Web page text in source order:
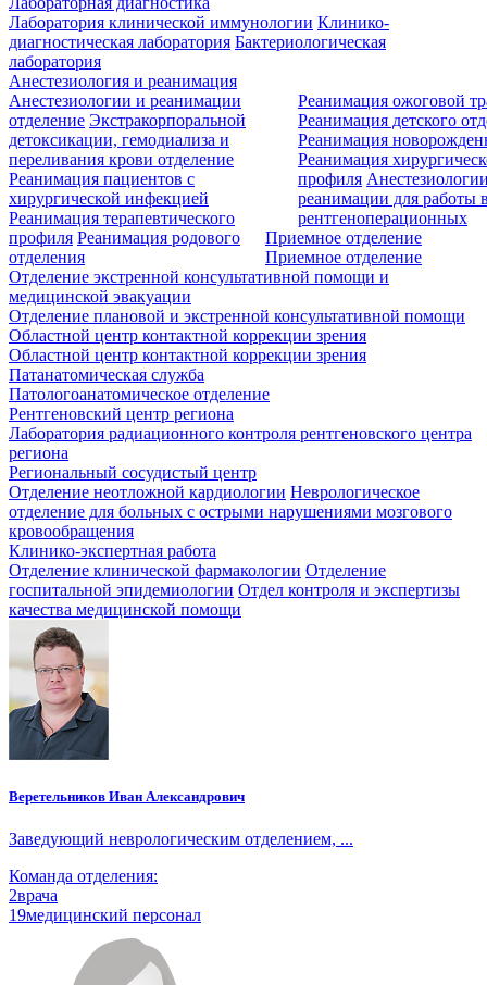
Лаборатория клинической иммунологии Клинико-
диагностическая лаборатория Бактериологическая
лаборатория
Анестезиология и реанимация
Анестезиологии и реанимации
отделение Экстракорпоральной
детоксикации, гемодиализа и
переливания крови отделение
Реанимация пациентов с
хирургической инфекцией
Реанимация терапевтического
профиля Реанимация родового
отделения
Реанимация ожоговой
Реанимация детского
Реанимация
Реанимация
профиля
реанимации для работы
рентгеноперационных
Приемное отделение
Приемное отделение
Отделение экстренной консультативной помощи и
медицинской эвакуации
Отделение плановой и экстренной консультативной помощи
Областной центр контактной коррекции зрения
Областной центр контактной коррекции зрения
Патанатомическая служба
Патологоанатомическое отделение
Рентгеновский центр региона
Лаборатория радиационного контроля рентгеновского центра
региона
Региональный сосудистый центр
Отделение неотложной кардиологии Неврологическое
отделение для больных с острыми нарушениями мозгового
кровообращения
Клинико-экспертная работа
Отделение клинической фармакологии Отделение
госпитальной эпидемиологии Отдел контроля и экспертизы
качества медицинской помощи
Веретельников Иван Александрович
Заведующий неврологическим отделением, ...
Команда отделения:
2врача
19медицинский персонал